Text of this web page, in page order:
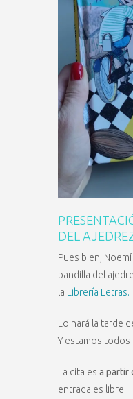
DEL
Pues bien,
pandilla del
la Librería Letras.
Lo hará la tarde
Y estamos todos
La cita es a partir
entrada es libre.